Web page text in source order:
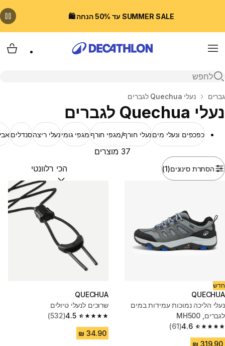
SUMMER SALE עד 50% הנחה 🛍️
Menu
פתיחת חיפוש
בית
גברים נעלי Quechua לגברים
נעלי Quechua לגברים
כפכפים ונעלי מיםנעלי חורף/מגפי חורף מגפי גומינעלי ריצהסנדלים
הסתרת סינונים(1)
37 מוצרים
מיין לפי:(optional)
חדש
QUECHUA
נעלי הליכה נמוכות עמידות במים
לגברים, MH500
4.6
4.6 out of 5 stars from 61 reviews
(61)
QUECHUA
שרוכים לנעלי טיולים
4.5
4.5 out of 5 stars from 532 reviews
(532)